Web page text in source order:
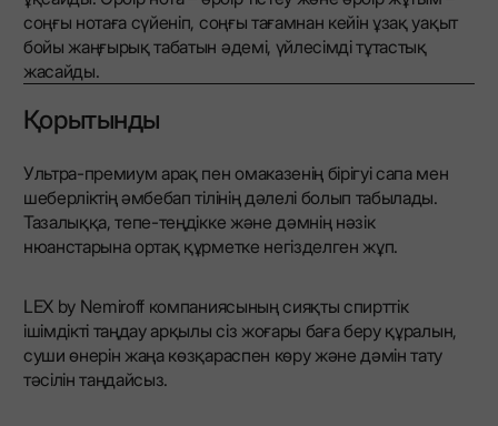
соңғы нотаға сүйеніп, соңғы тағамнан кейін ұзақ уақыт
бойы жаңғырық табатын әдемі, үйлесімді тұтастық
жасайды.
Қорытынды
Ультра-премиум арақ пен омаказенің бірігуі сапа мен
шеберліктің әмбебап тілінің дәлелі болып табылады.
Тазалыққа, тепе-теңдікке және дәмнің нәзік
нюанстарына ортақ құрметке негізделген жұп.
LEX by Nemiroff компаниясының сияқты спирттік
ішімдікті таңдау арқылы сіз жоғары баға беру құралын,
суши өнерін жаңа көзқараспен көру және дәмін тату
тәсілін таңдайсыз.